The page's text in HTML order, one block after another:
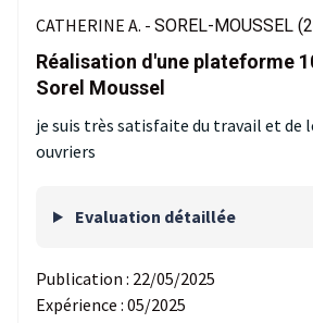
CATHERINE A. - SOREL-MOUSSEL
Réalisation d'une plateforme
Sorel Moussel
je suis très satisfaite du travail et de
ouvriers
Evaluation détaillée
Publication : 22/05/2025
Expérience : 05/2025